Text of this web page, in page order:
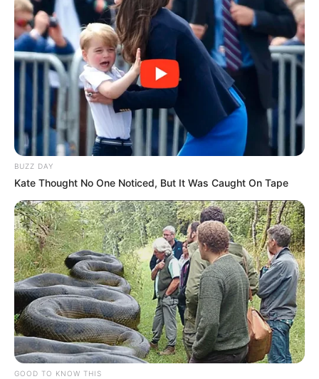
Περισσότερες πληροφορίες και πρόσβαση
στην πλατφόρμα του προγράμματος είναι
διαθέσιμες στον επίσημο ιστότοπο:
https://allazosistimathermansis-
thermosifona.gov.gr/go-beyond/
Τελευταία νέα
Μπήκε σε κατάστημα για την τουαλέτα
και άδειασε την αποθήκη των
υπαλλήλων! (Βίντεο ντοκουμέντο)
Χειροπέδες σε 31χρονο φυγόποινο στη
Θεσσαλονίκη μετά από ερυθρά αγγελία
της Interpol
Περιπέτεια στο βουνό για 18χρονο στη
BUZZ DAY
Kate Thought No One Noticed, But It Was Caught On Tape
GOOD TO KNOW THIS